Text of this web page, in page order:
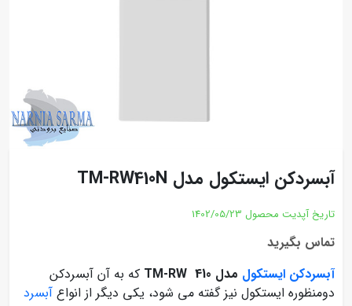
آبسردکن ایستکول مدل TM-RW410N
تاریخ آپدیت محصول 1402/05/23
تماس بگیرید
آبسردکن ایستکول مدل 410 TM-RW
که به آن آبسردکن
دومنظوره‌ ايستکول نیز گفته می شود، یکی دیگر از انواع آبسرد